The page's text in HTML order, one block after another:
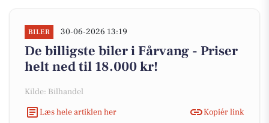
BILER 30-06-2026 13:19
De billigste biler i Fårvang - Priser
helt ned til 18.000 kr!
Kilde: Bilhandel
Læs hele artiklen her
Kopiér link